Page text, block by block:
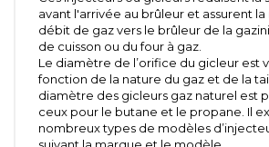
avant l'arrivée au brûleur et assurent
débit de gaz vers le brûleur de la
de cuisson ou du four à gaz.
Le diamètre de l’orifice du gicleur est
fonction de la nature du gaz et de la
diamètre des gicleurs gaz naturel est
ceux pour le butane et le propane. Il
nombreux types de modèles